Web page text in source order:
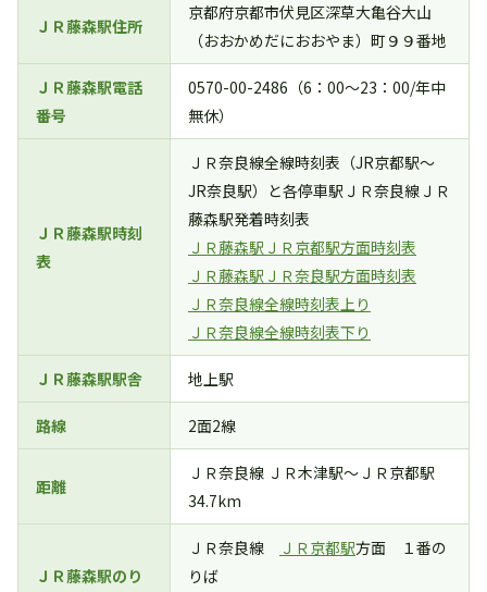
ＪＲ藤森駅住所
京都府京都市伏見区深草大亀谷大山
（おおかめだにおおやま）町９９番地
ＪＲ藤森駅電話
番号
0570-00-2486（6：00～23：00/年中
無休）
ＪＲ藤森駅時刻
表
ＪＲ奈良線全線時刻表（JR京都駅～
JR奈良駅）と各停車駅ＪＲ奈良線ＪＲ
藤森駅発着時刻表
ＪＲ藤森駅ＪＲ京都駅方面時刻表
ＪＲ藤森駅ＪＲ奈良駅方面時刻表
ＪＲ奈良線全線時刻表上り
ＪＲ奈良線全線時刻表下り
ＪＲ藤森駅駅舎 地上駅
路線 2面2線
距離
ＪＲ奈良線 ＪＲ木津駅～ＪＲ京都駅
34.7km
ＪＲ藤森駅のり
ＪＲ奈良線 ＪＲ京都駅方面 １番の
りば